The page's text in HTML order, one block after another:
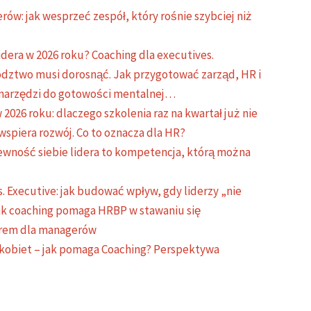
jak wesprzeć zespół, który rośnie szybciej niż
w 2026 roku? Coaching dla executives.
musi dorosnąć. Jak przygotować zarząd, HR i
do gotowości mentalnej…
roku: dlaczego szkolenia raz na kwartał już nie
rozwój. Co to oznacza dla HR?
siebie lidera to kompetencja, którą można
Executive: jak budować wpływ, gdy liderzy „nie
coaching pomaga HRBP w stawaniu się
dla managerów
– jak pomaga Coaching? Perspektywa